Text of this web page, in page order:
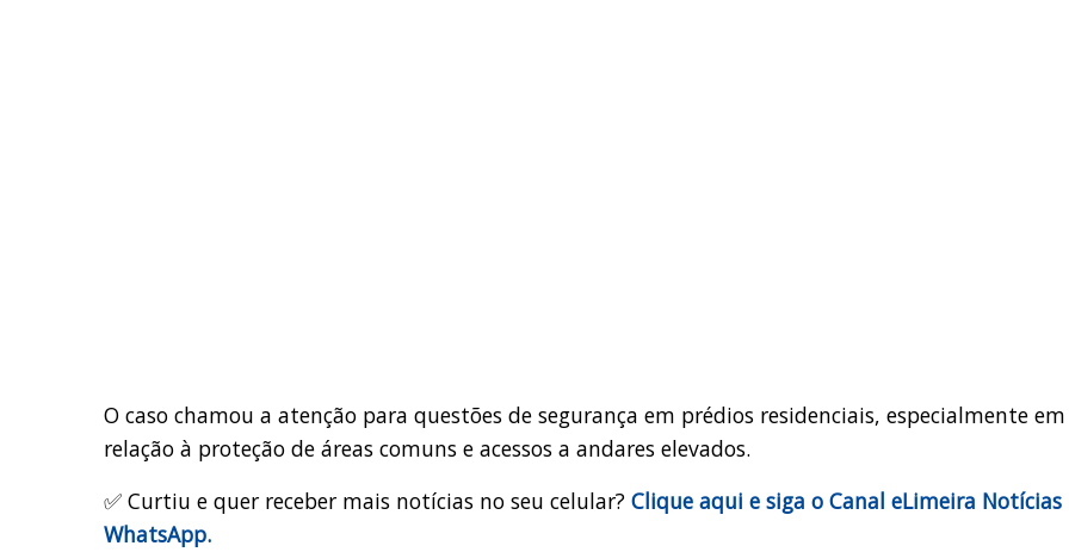
O caso chamou a atenção para questões de segurança em prédios residenciais, especialmente em
relação à proteção de áreas comuns e acessos a andares elevados.
✅ Curtiu e quer receber mais notícias no seu celular? Clique aqui e siga o Canal eLimeira Notícias
WhatsApp.